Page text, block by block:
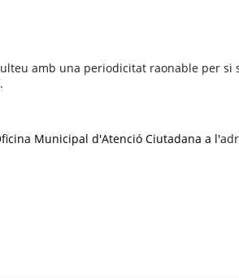
amb una periodicitat raonable per si
Municipal d'Atenció Ciutadana a l'